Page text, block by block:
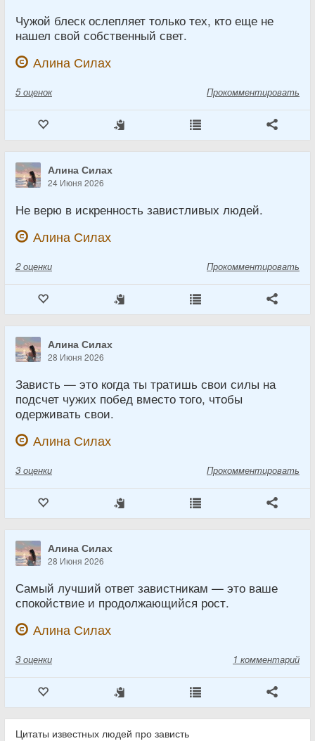
Чужой блеск ослепляет только тех, кто еще не
нашел свой собственный свет.
Алина Силах
5 оценок Прокомментировать
Алина Силах
24 Июня 2026
Не верю в искренность завистливых людей.
Алина Силах
2 оценки Прокомментировать
Алина Силах
28 Июня 2026
Зависть — это когда ты тратишь свои силы на
подсчет чужих побед вместо того, чтобы
одерживать свои.
Алина Силах
3 оценки Прокомментировать
Алина Силах
28 Июня 2026
Самый лучший ответ завистникам — это ваше
спокойствие и продолжающийся рост.
Алина Силах
3 оценки 1 комментарий
Цитаты известных людей про зависть